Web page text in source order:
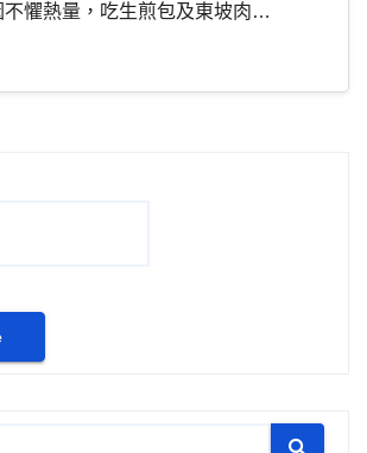
懼熱量，吃生煎包及東坡肉…